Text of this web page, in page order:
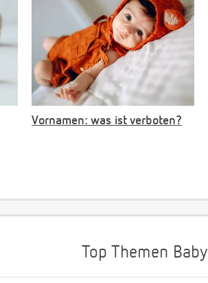
Vornamen: was ist verboten?
Top Themen Baby